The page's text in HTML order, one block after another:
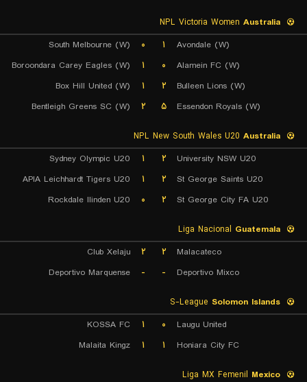
Australia
Avondale (W)
۱ ۰
South Melbourne (W)
Alamein FC (W)
۰ ۱
Boroondara Carey Eagles (W)
Bulleen Lions (W)
۲ ۱
Box Hill United (W)
Essendon Royals (W)
۵ ۲ Bentleigh Greens SC (W)
Australia
University NSW U20
۲ ۱
Sydney Olympic U20
St George Saints U20
۲ ۱
APIA Leichhardt Tigers U20
St George City FA U20
۲ ۰ Rockdale Ilinden U20
Guatemala
Malacateco
۲ ۲
Club Xelaju
Deportivo Mixco
-
-
Deportivo Marquense
Solomon Islands
Laugu United
۰ ۱
KOSSA FC
Honiara City FC
۱ ۱ Malaita Kingz
Mexico